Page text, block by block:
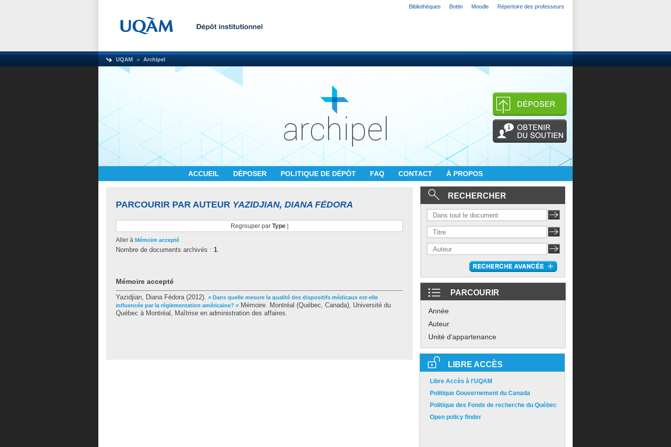
Bibliothèques Bottin Moodle Répertoire des professeurs
UQAM Archipel
ACCUEIL DÉPOSER POLITIQUE DE DÉPÔT FAQ CONTACT À PROPOS
PARCOURIR PAR AUTEUR YAZIDJIAN, DIANA FÉDORA
Regrouper par Type|
Aller à Mémoire accepté
Nombre de documents archivés : 1.
Mémoire accepté
Yazidjian, Diana Fédora(2012). « Dans quelle mesure la qualité des dispositifs médicaux est-elle
influencée par la réglementation américaine? » Mémoire. Montréal (Québec, Canada), Université du
Québec à Montréal, Maîtrise en administration des affaires.
RECHERCHER
PARCOURIR
Année
Auteur
Unité d'appartenance
LIBRE ACCÈS
Libre Accès à l'UQAM
Politique Gouvernement du Canada
Politique des Fonds de recherche du Québec
Open policy finder